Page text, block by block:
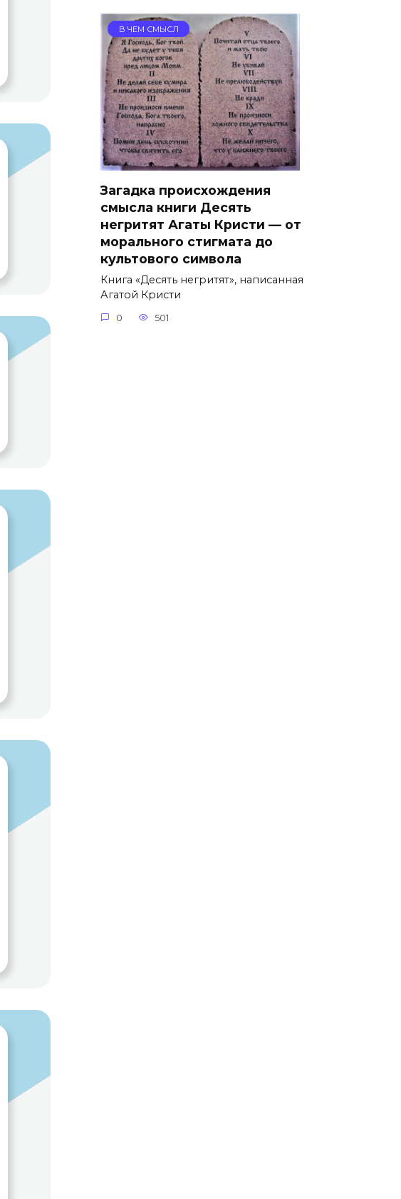
В ЧЕМ СМЫСЛ
Загадка происхождения
смысла книги Десять
негритят Агаты Кристи — от
морального стигмата до
культового символа
Книга «Десять негритят», написанная
Агатой Кристи
0 501